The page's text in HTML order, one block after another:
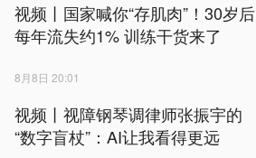
视频丨国家喊你“存肌肉”！30岁后
每年流失约1% 训练干货来了
8月8日 20:01
视频丨视障钢琴调律师张振宇的
“数字盲杖”：AI让我看得更远